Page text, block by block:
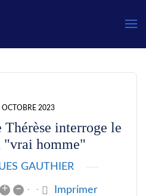
OCTOBRE 2023
interroge le
"vrai homme"
GAUTHIER
+ –
Imprimer